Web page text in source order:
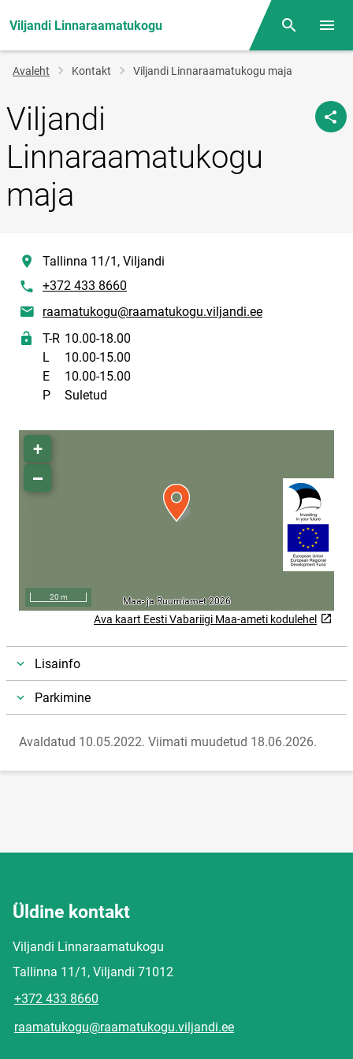
Viljandi Linnaraamatukogu Otsing
Jälglink
Avaleht Kontakt Viljandi Linnaraamatukogu maja
Viljandi
Linnaraamatukogu
maja
locationTallinna 11/1, Viljandi
phone+372 433 8660
E-postraamatukogu@raamatukogu.viljandi.ee
Lahtiolekuajad
T-R 10.00-18.00
L
10.00-15.00
E
10.00-15.00
P
Suletud
Asukoha kaart
Ava kaart Eesti Vabariigi Maa-ameti kodulehel
Link will open on a new page
Lisainfo
Parkimine
Avaldatud 10.05.2022. Viimati muudetud 18.06.2026.
Üldine kontakt
Viljandi Linnaraamatukogu
Tallinna 11/1, Viljandi 71012
+372 433 8660
raamatukogu@raamatukogu.viljandi.ee